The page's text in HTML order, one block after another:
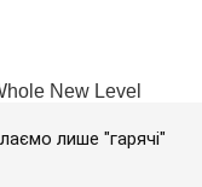
лише "гарячі"